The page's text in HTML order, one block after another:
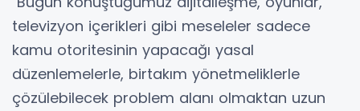
televizyon içerikleri gibi meseleler sadece
kamu otoritesinin yapacağı yasal
düzenlemelerle, birtakım yönetmeliklerle
çözülebilecek problem alanı olmaktan uzun